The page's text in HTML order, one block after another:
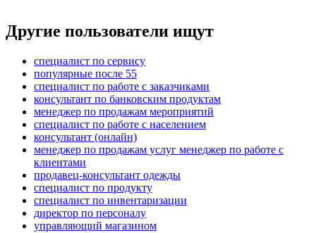
Другие пользователи ищут
специалист по сервису
популярные после 55
специалист по работе с заказчиками
консультант по банковским продуктам
менеджер по продажам мероприятий
специалист по работе с населением
консультант (онлайн)
менеджер по продажам услуг менеджер по работе с
клиентами
продавец-консультант одежды
специалист по продукту
специалист по инвентаризации
директор по персоналу
управляющий магазином